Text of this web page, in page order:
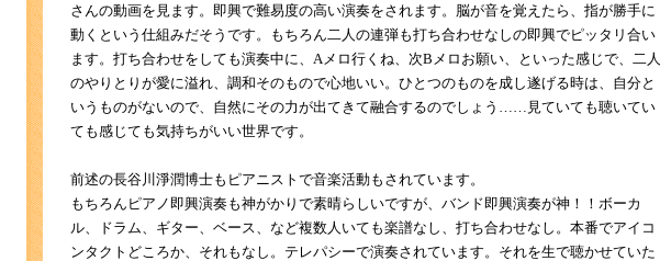
さんの動画を見ます。即興で難易度の高い演奏をされます。脳が音を覚えたら、指が勝手に
動くという仕組みだそうです。もちろん二人の連弾も打ち合わせなしの即興でピッタリ合い
ます。打ち合わせをしても演奏中に、Aメロ行くね、次Bメロお願い、といった感じで、二人
のやりとりが愛に溢れ、調和そのもので心地いい。ひとつのものを成し遂げる時は、自分と
いうものがないので、自然にその力が出てきて融合するのでしょう……見ていても聴いてい
ても感じても気持ちがいい世界です。
前述の長谷川淨潤博士もピアニストで音楽活動もされています。
もちろんピアノ即興演奏も神がかりで素晴らしいですが、バンド即興演奏が神！！ボーカ
ル、ドラム、ギター、ベース、など複数人いても楽譜なし、打ち合わせなし。本番でアイコ
ンタクトどころか、それもなし。テレパシーで演奏されています。それを生で聴かせていた